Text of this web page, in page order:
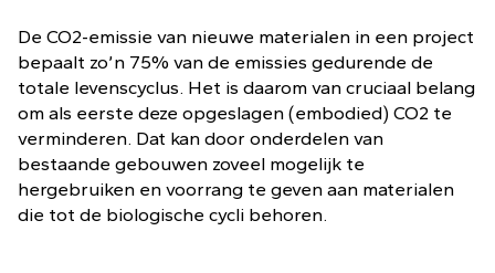
De CO2-emissie van nieuwe materialen in een project
bepaalt zo’n 75% van de emissies gedurende de
totale levenscyclus. Het is daarom van cruciaal belang
om als eerste deze opgeslagen (embodied) CO2 te
verminderen. Dat kan door onderdelen van
bestaande gebouwen zoveel mogelijk te
hergebruiken en voorrang te geven aan materialen
die tot de biologische cycli behoren.